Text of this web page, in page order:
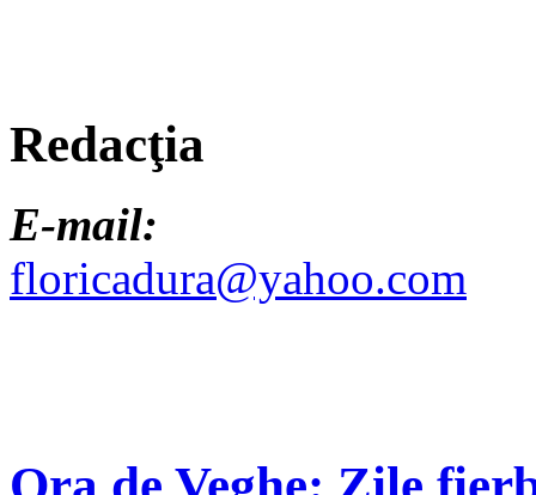
Redacţia
E-mail:
floricadura@yahoo.com